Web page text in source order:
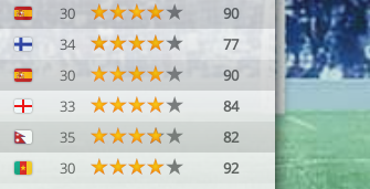
30
90
34
77
30
90
33
84
35
82
30 92